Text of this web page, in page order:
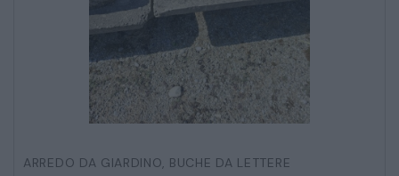
ARREDO DA GIARDINO, BUCHE DA LETTERE